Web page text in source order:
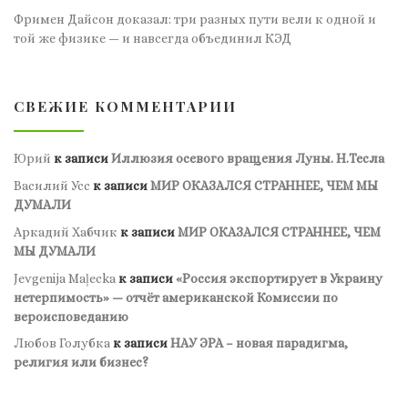
Фримен Дайсон доказал: три разных пути вели к одной и
той же физике — и навсегда объединил КЭД
СВЕЖИЕ КОММЕНТАРИИ
Юрий к записиИллюзия осевого вращения Луны. Н.Тесла
Василий Усс к записиМИР ОКАЗАЛСЯ СТРАННЕЕ, ЧЕМ МЫ
ДУМАЛИ
Аркадий Хабчик к записиМИР ОКАЗАЛСЯ СТРАННЕЕ, ЧЕМ
МЫ ДУМАЛИ
Jevgenija Maļecka к записи«Россия экспортирует в Украину
нетерпимость» — отчёт американской Комиссии по
вероисповеданию
Любов Голубкак записиНАУ ЭРА – новая парадигма,
религия или бизнес?